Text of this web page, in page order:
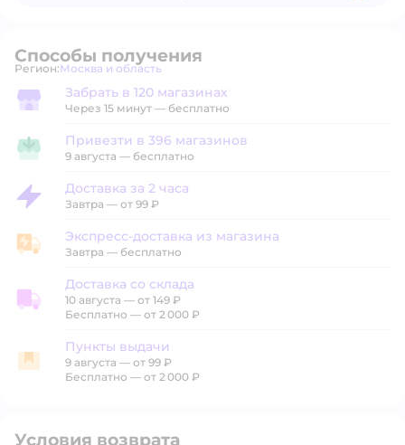
Способы получения
Регион: Выбор адреса доставки.
Москва и область
Забрать в магазине
Забрать в 120 магазинах
Через 15 минут — бесплатно
Привезти в магазин
Привезти в 396 магазинов
9 августа — бесплатно
Доставка за 2 часа
Доставка за 2 часа
Завтра — от 99 ₽
Экспресс-доставка из магазина
Экспресс-доставка из магазина
Завтра — бесплатно
Доставка со склада
Доставка со склада
10 августа — от 149 ₽
Бесплатно — от 2 000 ₽
Пункты выдачи
Пункты выдачи
9 августа — от 99 ₽
Бесплатно — от 2 000 ₽
Условия возврата